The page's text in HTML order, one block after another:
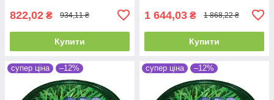
822,02 ₴ 934,11 ₴
Купити
1 644,03 ₴ 1 868,22 ₴
Купити
супер ціна –12% супер ціна –12%